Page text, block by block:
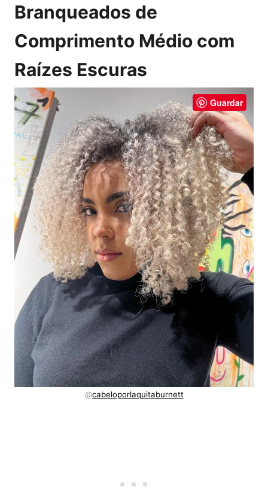
Branqueados de
Comprimento Médio com
Raízes Escuras
Guardar
@cabeloporlaquitaburnett